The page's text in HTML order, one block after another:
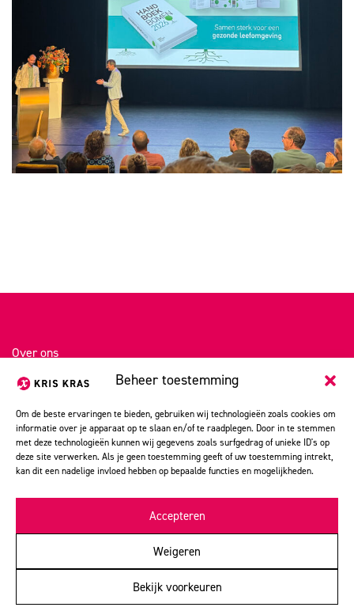
Beheer toestemming
Om de beste ervaringen te bieden, gebruiken wij technologieën zoals cookies om
informatie over je apparaat op te slaan en/of te raadplegen. Door in te stemmen
met deze technologieën kunnen wij gegevens zoals surfgedrag of unieke ID's op
deze site verwerken. Als je geen toestemming geeft of uw toestemming intrekt,
kan dit een nadelige invloed hebben op bepaalde functies en mogelijkheden.
Accepteren
Weigeren
Bekijk voorkeuren
Over ons
Portfolio
Kris Kras stories
Vacatures
Contact
Kris Kras communicatie al ruim 45 jaar aan rake
communicatieoplossingen. Voor minder doen we het niet.
Kris Kras communicatie